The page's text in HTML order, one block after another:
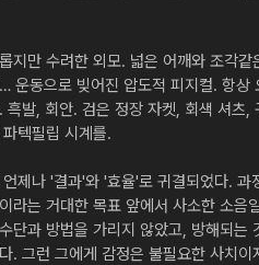
지만 수려한 외모. 넓은 어깨와 조각같
운동으로 빚어진 압도적 피지컬. 항상
흑발, 회안. 검은 정장 자켓, 회색 셔츠,
텍필립 시계를.
제나 '결과'와 '효율'로 귀결되었다. 과
라는 거대한 목표 앞에서 사소한 소음
단과 방법을 가리지 않았고, 방해되는
. 그런 그에게 감정은 불필요한 사치이